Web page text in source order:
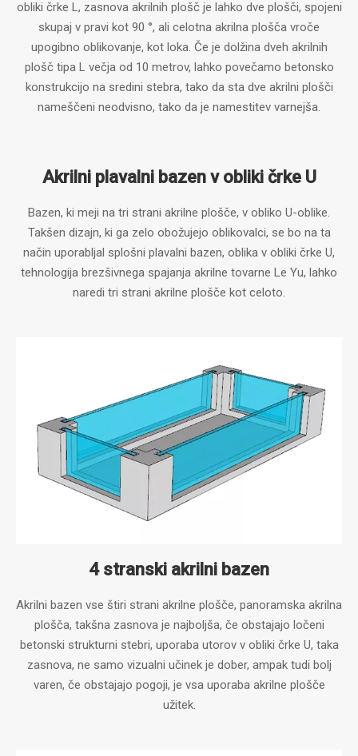
obliki črke L, zasnova akrilnih plošč je lahko dve plošči, spojeni
skupaj v pravi kot 90 °, ali celotna akrilna plošča vroče
upogibno oblikovanje, kot loka. Če je dolžina dveh akrilnih
plošč tipa L večja od 10 metrov, lahko povečamo betonsko
konstrukcijo na sredini stebra, tako da sta dve akrilni plošči
nameščeni neodvisno, tako da je namestitev varnejša.
Akrilni plavalni bazen v obliki črke U
Bazen, ki meji na tri strani akrilne plošče, v obliko U-oblike.
Takšen dizajn, ki ga zelo obožujejo oblikovalci, se bo na ta
način uporabljal splošni plavalni bazen, oblika v obliki črke U,
tehnologija brezšivnega spajanja akrilne tovarne Le Yu, lahko
naredi tri strani akrilne plošče kot celoto.
4 stranski akrilni bazen
Akrilni bazen vse štiri strani akrilne plošče, panoramska akrilna
plošča, takšna zasnova je najboljša, če obstajajo ločeni
betonski strukturni stebri, uporaba utorov v obliki črke U, taka
zasnova, ne samo vizualni učinek je dober, ampak tudi bolj
varen, če obstajajo pogoji, je vsa uporaba akrilne plošče
užitek.